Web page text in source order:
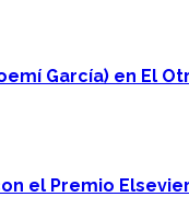
García) en El
el Premio